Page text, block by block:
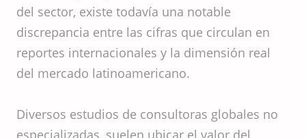
del sector, existe todavía una notable
discrepancia entre las cifras que circulan en
reportes internacionales y la dimensión real
del mercado latinoamericano.
Diversos estudios de consultoras globales no
especializadas, suelen ubicar el valor del